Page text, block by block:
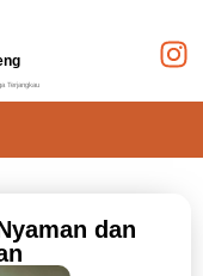
Terjangkau
dan